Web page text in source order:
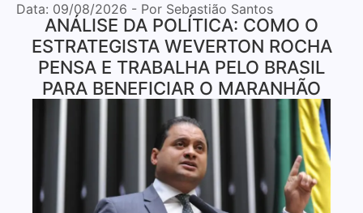
Data: 09/08/2026 - Por Sebastião Santos
ANÁLISE DA POLÍTICA: COMO O
ESTRATEGISTA WEVERTON ROCHA
PENSA E TRABALHA PELO BRASIL
PARA BENEFICIAR O MARANHÃO